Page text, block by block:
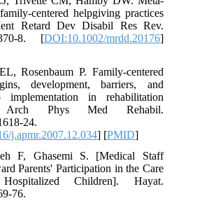
family‐centered helpgiving practices
Retard Dev Disabil Res Rev.
8. [DOI:10.1002/mrdd.20176
EL, Rosenbaum P. Family-centered
development, barriers, and
implementation in rehabilitation
Arch Phys Med Rehabil.
24.
j.apmr.2007.12.034] [PMID
F, Ghasemi S. [Medical Staff
Parents' Participation in the Care
Children]. Hayat.
76.